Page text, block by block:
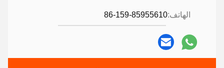
الهاتف:86-159-85955610